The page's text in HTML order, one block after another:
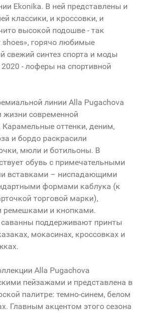
Ekonika. В ней представлены и
классики, и кроссовки, и
высокой подошве - так
горячо любимые
синтез спорта и моды
2020 - лоферы на спортивной
линии Alla Pugachova
жизни современной
Карамельные оттенки, деним,
и бордо раскрасили
мюли и ботильоны. В
обувь с примечательными
вставками – ниспадающими
формами каблука (к
торговой марки),
ремешками и кнопками.
поддерживают принты
мокасинах, кроссовках и
Alla Pugachova
пейзажами и представлена в
палитре: темно-синем, белом
Главным акцентом этого сезона